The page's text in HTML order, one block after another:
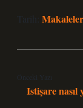
Tarih: Makaleler
Önceki Yazı
Istişare nasıl